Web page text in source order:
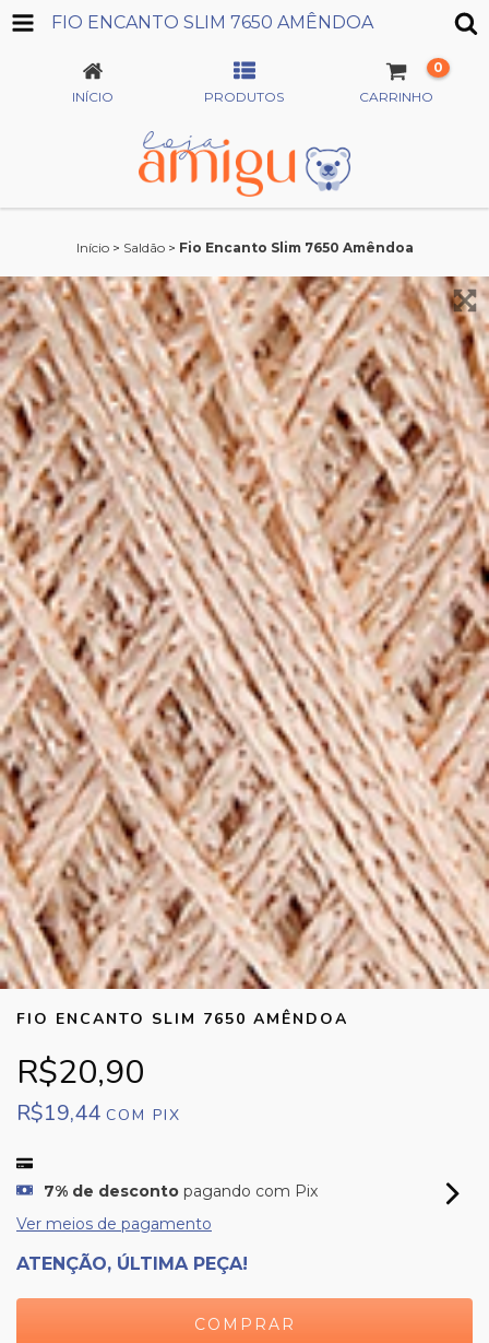
FIO ENCANTO SLIM 7650 AMÊNDOA
INÍCIO PRODUTOS CARRINHO
0
Início > Saldão > Fio Encanto Slim 7650 Amêndoa
FIO ENCANTO SLIM 7650 AMÊNDOA
R$20,90
R$19,44 COM PIX
7% de desconto pagando com Pix
Ver meios de pagamento
ATENÇÃO, ÚLTIMA PEÇA!